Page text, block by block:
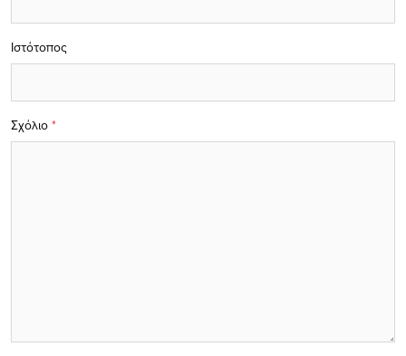
Σχόλιο *
Ιστότοπος